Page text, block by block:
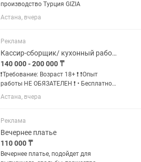
производство Турция GIZIA
Астана, вчера
Реклама
Кассир-сборщик/ кухонный рабочий/ Рабочий на фритюре
140 000 - 200 000 ₸
❗️Требование: Возраст 18+ ❗️ ❗️Опыт
работы НЕ ОБЯЗАТЕЛЕН ❗️ • Бесплатное
обучение международным
стандартами • Официальное
заработная плата • Зп от 140 000 и
выше График...
Астана, вчера
Реклама
Вечернее платье
110 000 ₸
Вечернее платье, подойдет для